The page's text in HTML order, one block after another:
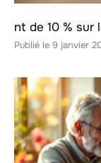
nt de 10 % sur
9 janvier